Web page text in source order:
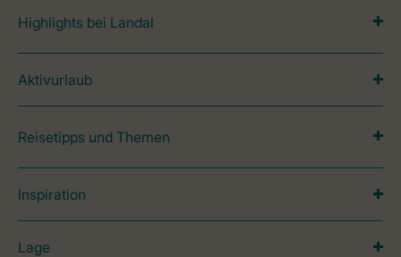
Highlights bei Landal
Aktivurlaub
Reisetipps und Themen
Inspiration
Lage